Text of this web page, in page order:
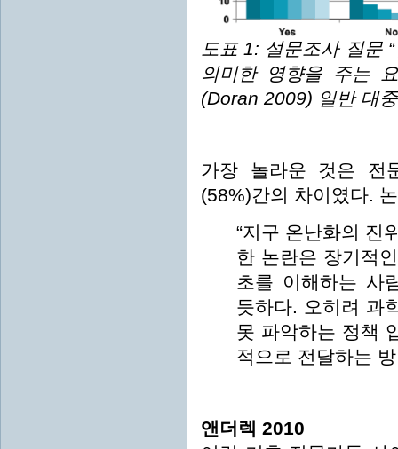
도표 1: 설문조사 질문
의미한 영향을 주는
(Doran 2009) 일반 대
가장 놀라운 것은 전
(58%)간의 차이였다.
“지구 온난화의 진
한 논란은 장기적
초를 이해하는 사
듯하다. 오히려 과
못 파악하는 정책
적으로 전달하는
앤더렉 2010